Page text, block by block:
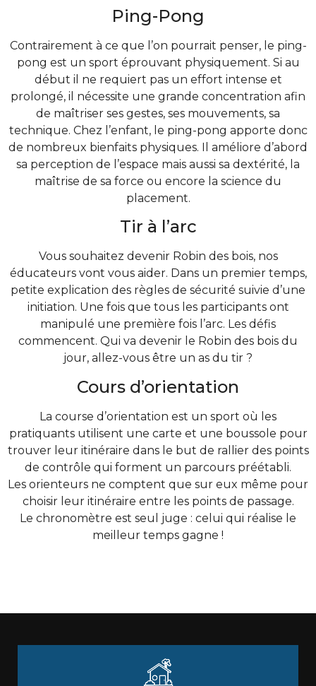
Ping-Pong
Contrairement à ce que l’on pourrait penser, le ping-
pong est un sport éprouvant physiquement. Si au
début il ne requiert pas un effort intense et
prolongé, il nécessite une grande concentration afin
de maîtriser ses gestes, ses mouvements, sa
technique. Chez l’enfant, le ping-pong apporte donc
de nombreux bienfaits physiques. Il améliore d’abord
sa perception de l’espace mais aussi sa dextérité, la
maîtrise de sa force ou encore la science du
placement.
Tir à l’arc
Vous souhaitez devenir Robin des bois, nos
éducateurs vont vous aider. Dans un premier temps,
petite explication des règles de sécurité suivie d’une
initiation. Une fois que tous les participants ont
manipulé une première fois l’arc. Les défis
commencent. Qui va devenir le Robin des bois du
jour, allez-vous être un as du tir ?
Cours d’orientation
La course d’orientation est un sport où les
pratiquants utilisent une carte et une boussole pour
trouver leur itinéraire dans le but de rallier des points
de contrôle qui forment un parcours préétabli.
Les orienteurs ne comptent que sur eux même pour
choisir leur itinéraire entre les points de passage.
Le chronomètre est seul juge : celui qui réalise le
meilleur temps gagne !